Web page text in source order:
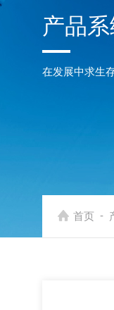
产品
在发展中求生
首页 -